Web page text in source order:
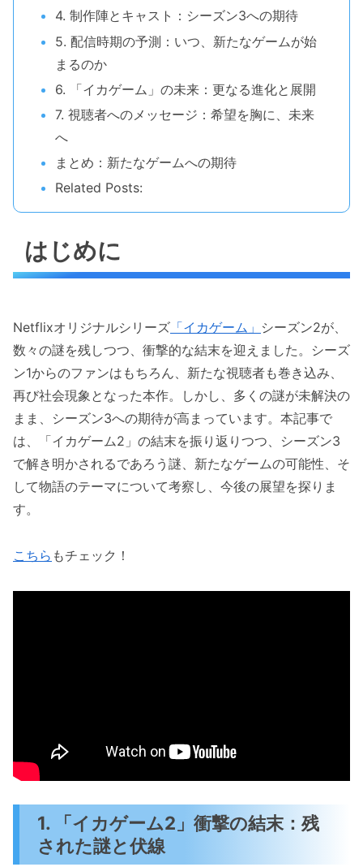
4. 制作陣とキャスト：シーズン3への期待
5. 配信時期の予測：いつ、新たなゲームが始
まるのか
6. 「イカゲーム」の未来：更なる進化と展開
7. 視聴者へのメッセージ：希望を胸に、未来
へ
まとめ：新たなゲームへの期待
Related Posts:
はじめに
Netflixオリジナルシリーズ 「イカゲーム」 シーズン2が、
数々の謎を残しつつ、衝撃的な結末を迎えました。シーズ
ン1からのファンはもちろん、新たな視聴者も巻き込み、
再び社会現象となった本作。しかし、多くの謎が未解決の
まま、シーズン3への期待が高まっています。本記事で
は、「イカゲーム2」の結末を振り返りつつ、シーズン3
で解き明かされるであろう謎、新たなゲームの可能性、そ
して物語のテーマについて考察し、今後の展望を探りま
す。
こちら もチェック！
1. 「イカゲーム2」衝撃の結末：残
された謎と伏線